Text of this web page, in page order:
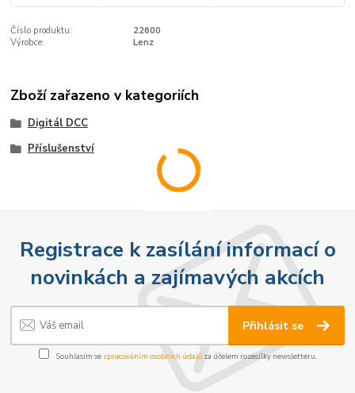
Číslo produktu:
22600
Výrobce:
Lenz
Zboží zařazeno v kategoriích
Digitál DCC
Příslušenství
Registrace k zasílání informací o
novinkách a zajímavých akcích
Přihlásit se
Souhlasím se zpracováním osobních údajůza účelem rozesílky newsletteru.